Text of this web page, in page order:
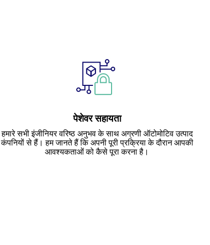
पेशेवर सहायता
हमारे सभी इंजीनियर वरिष्ठ अनुभव के साथ अग्रणी ऑटोमोटिव उत्पाद
कंपनियों से हैं। हम जानते हैं कि अपनी पूरी प्रक्रिया के दौरान आपकी
आवश्यकताओं को कैसे पूरा करना है।